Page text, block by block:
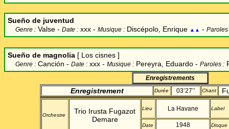
Sueño de juventud
Genre : Valse - Date : xxx - Musique : Discépolo, Enrique ▲▲ - Paroles
Sueño de magnolia [ Los cisnes ]
Genre : Canción - Date : xxx - Musique : Pereyra, Eduardo - Paroles :
Enregistrements
Enregistrement Durée 03’27’’ Chant
Orchestre
Trio Irusta Fugazot
Demare
Lieu La Havane Label
Date 1948 Disque